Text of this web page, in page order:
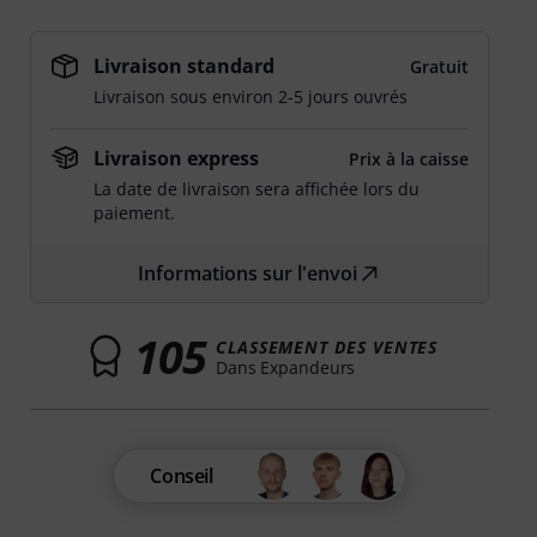
Livraison standard
Gratuit
Livraison sous environ 2-5 jours ouvrés
Livraison express
Prix à la caisse
La date de livraison sera affichée lors du
paiement.
Informations sur l'envoi
105 CLASSEMENT DES VENTES
Dans Expandeurs
Conseil